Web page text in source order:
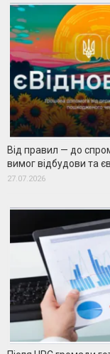
Від правил — до
вимог відбудови та
27.07.2026